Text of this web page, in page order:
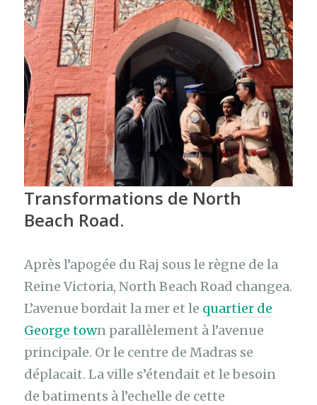
Transformations de North
Beach Road.
Après l’apogée du Raj sous le règne de la
Reine Victoria, North Beach Road changea.
L’avenue bordait la mer et le quartier de
George town parallèlement à l’avenue
principale. Or le centre de Madras se
déplacait. La ville s’étendait et le besoin
de batiments à l’echelle de cette